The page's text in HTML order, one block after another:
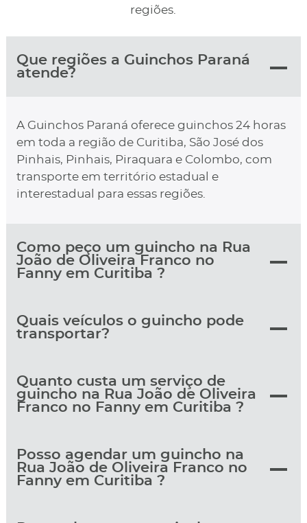
regiões.
Que regiões a Guinchos Paraná
atende?
A Guinchos Paraná oferece guinchos 24 horas
em toda a região de Curitiba, São José dos
Pinhais, Pinhais, Piraquara e Colombo, com
transporte em território estadual e
interestadual para essas regiões.
Como peço um guincho na Rua
João de Oliveira Franco no
Fanny em Curitiba ?
Quais veículos o guincho pode
transportar?
Quanto custa um serviço de
guincho na Rua João de Oliveira
Franco no Fanny em Curitiba ?
Posso agendar um guincho na
Rua João de Oliveira Franco no
Fanny em Curitiba ?